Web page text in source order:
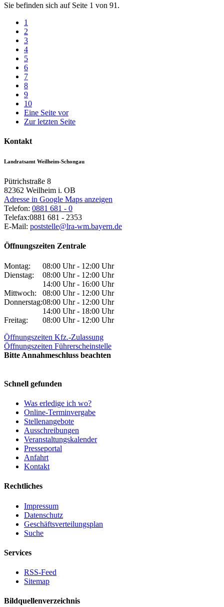
Sie befinden sich auf Seite 1 von 91.
1
2
3
4
5
6
7
8
9
10
Eine Seite vor
Zur letzten Seite
Kontakt
Landratsamt Weilheim-Schongau
Pütrichstraße 8
82362 Weilheim i. OB
Adresse in Google Maps anzeigen
Telefon: 0881 681 - 0
Telefax:0881 681 - 2353
E-Mail: poststelle@lra-wm.bayern.de
Öffnungszeiten Zentrale
Montag:
08:00 Uhr - 12:00 Uhr
Dienstag:
08:00 Uhr - 12:00 Uhr
14:00 Uhr - 16:00 Uhr
Mittwoch:
08:00 Uhr - 12:00 Uhr
Donnerstag:08:00 Uhr - 12:00 Uhr
14:00 Uhr - 18:00 Uhr
Freitag:
08:00 Uhr - 12:00 Uhr
Öffnungszeiten Kfz.-Zulassung
Öffnungszeiten Führerscheinstelle
Bitte Annahmeschluss beachten
Schnell gefunden
Was erledige ich wo?
Online-Terminvergabe
Stellenangebote
Ausschreibungen
Veranstaltungskalender
Presseportal
Anfahrt
Kontakt
Rechtliches
Impressum
Datenschutz
Geschäftsverteilungsplan
Suche
Services
RSS-Feed
Sitemap
Bildquellenverzeichnis